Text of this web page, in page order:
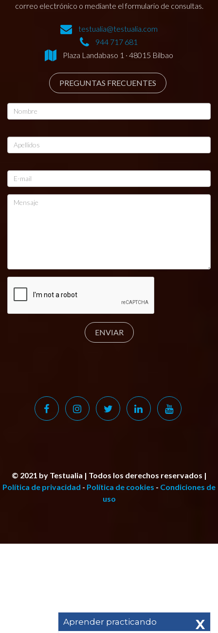
correo electrónico o mediante el formulario de consultas.
testualia@testualia.com
944 717 681
Plaza Landabaso 1 · 48015 Bilbao
PREGUNTAS FRECUENTES
ENVIAR
© 2021 by Testualia | Todos los derechos reservados |
Política de privacidad - Política de cookies - Condiciones de
uso
Aprender practicando X